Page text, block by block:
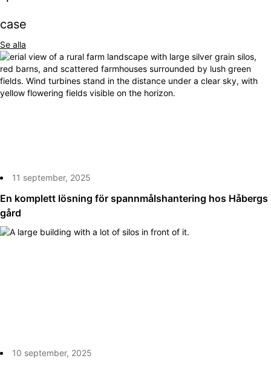
case
Se alla
11 september, 2025
En komplett lösning för spannmålshantering hos Håbergs
gård
10 september, 2025